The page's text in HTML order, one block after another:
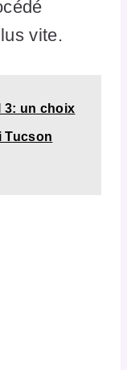
vite.
3: un choix
Tucson